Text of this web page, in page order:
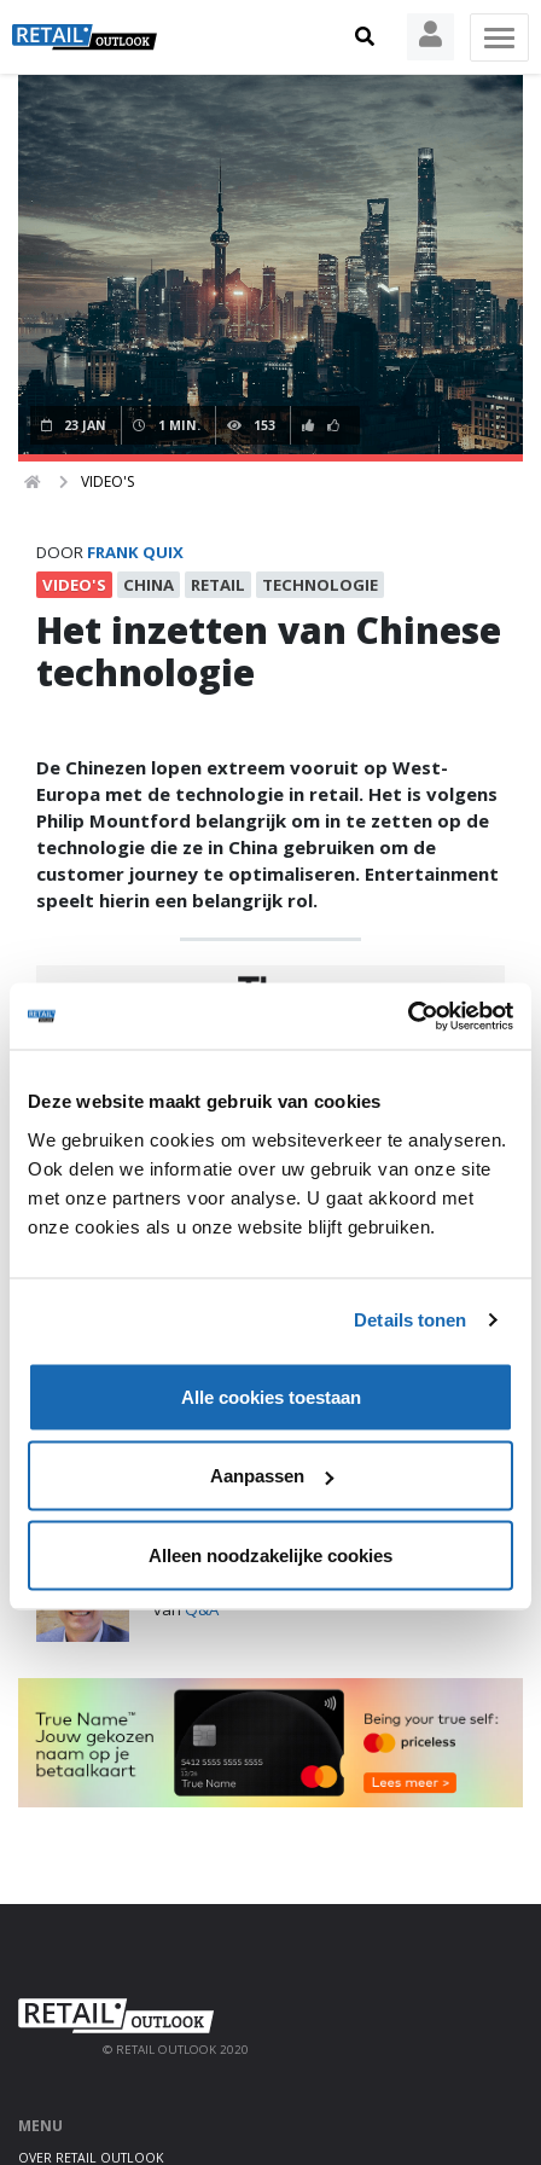
Deze website maakt gebruik van cookies
We gebruiken cookies om websiteverkeer te analyseren.
Ook delen we informatie over uw gebruik van onze site
met onze partners voor analyse. U gaat akkoord met
onze cookies als u onze website blijft gebruiken.
Details tonen
Alle cookies toestaan
Aanpassen
Alleen noodzakelijke cookies
23 JAN 1 MIN. 153
VIDEO'S
DOOR FRANK QUIX
VIDEO'S
CHINA RETAIL TECHNOLOGIE
Het inzetten van Chinese
technologie
De Chinezen lopen extreem vooruit op West-
Europa met de technologie in retail. Het is volgens
Philip Mountford belangrijk om in te zetten op de
technologie die ze in China gebruiken om de
customer journey te optimaliseren. Entertainment
speelt hierin een belangrijk rol.
FRANK QUIX
vanQ&A
© RETAIL OUTLOOK 2020
MENU
OVER RETAIL OUTLOOK